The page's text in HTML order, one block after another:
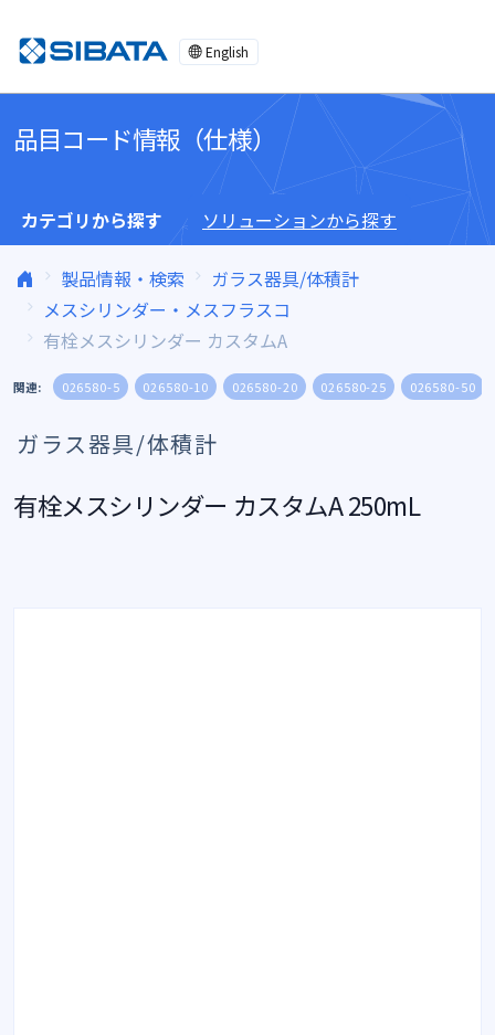
English
品目コード情報（仕様）
カテゴリから探す ソリューションから探す
製品情報・検索
ガラス器具/体積計
メスシリンダー・メスフラスコ
有栓メスシリンダー カスタムA
関連: 026580-5 026580-10 026580-20 026580-25 026580-50
ガラス器具/体積計
有栓メスシリンダー カスタムA 250mL